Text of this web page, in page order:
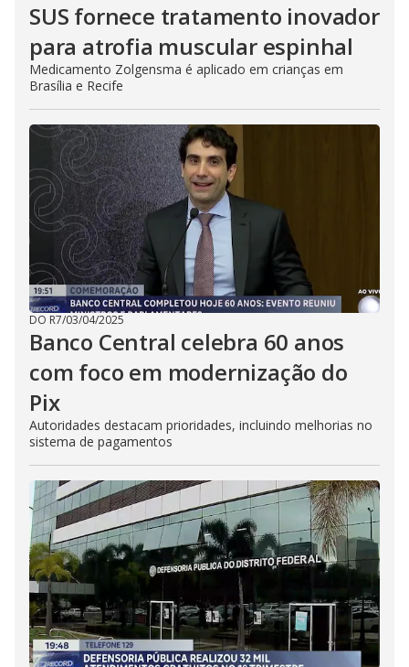
SUS fornece tratamento inovador
para atrofia muscular espinhal
Medicamento Zolgensma é aplicado em crianças em
Brasília e Recife
DO R7/03/04/2025
Banco Central celebra 60 anos
com foco em modernização do
Pix
Autoridades destacam prioridades, incluindo melhorias no
sistema de pagamentos